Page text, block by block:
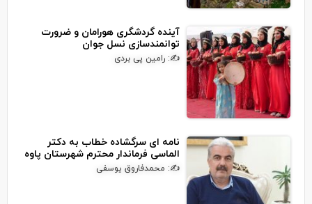
آینده گردشگری هورامان و ضرورت
توانمندسازی نسل جوان
✍: رامین پی بردی
نامه ای سرگشاده خطاب به دکتر
الماسی فرماندار محترم شهرستان پاوه
✍: محمدفاروق یوسفی